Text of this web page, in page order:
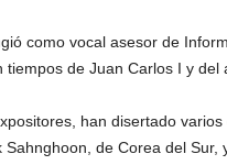
como vocal asesor de
tiempos de Juan Carlos I y del
han disertado
de Corea del Sur,